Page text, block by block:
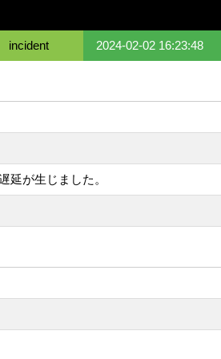
incident 2024-02-02 16:23:48
延が生じました。